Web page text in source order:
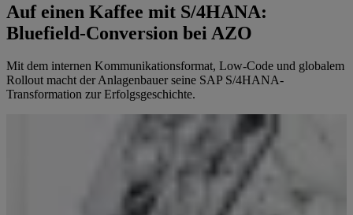
Auf einen Kaffee mit S/4HANA:
Bluefield-Conversion bei AZO
Mit dem internen Kommunikationsformat, Low-Code und globalem
Rollout macht der Anlagenbauer seine SAP S/4HANA-
Transformation zur Erfolgsgeschichte.